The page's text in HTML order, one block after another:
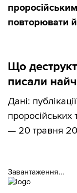
повторювати й
Що
писали
Дані:
проросійських
— 20 травня
Завантаження...